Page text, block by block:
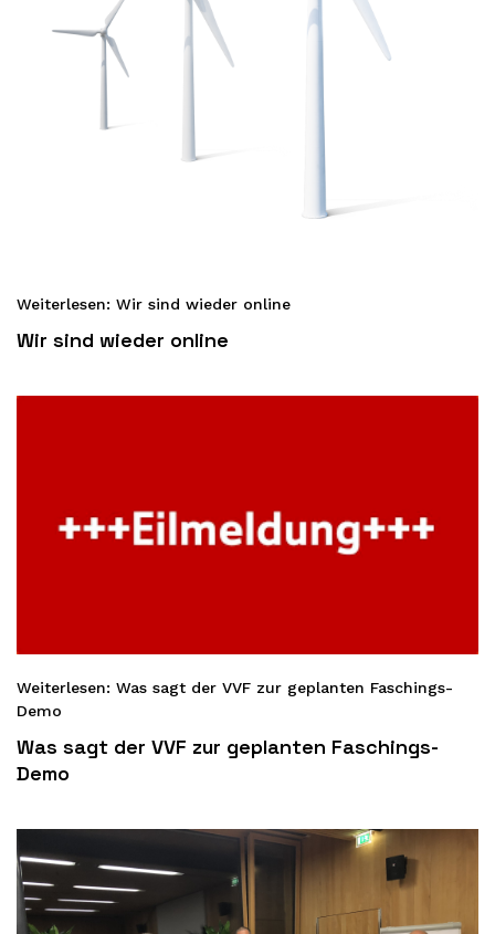
Wir sind wieder online
Weiterlesen: Wir sind wieder online
Was sagt der VVF zur geplanten Faschings-
Demo
Weiterlesen: Was sagt der VVF zur geplanten Faschings-
Demo